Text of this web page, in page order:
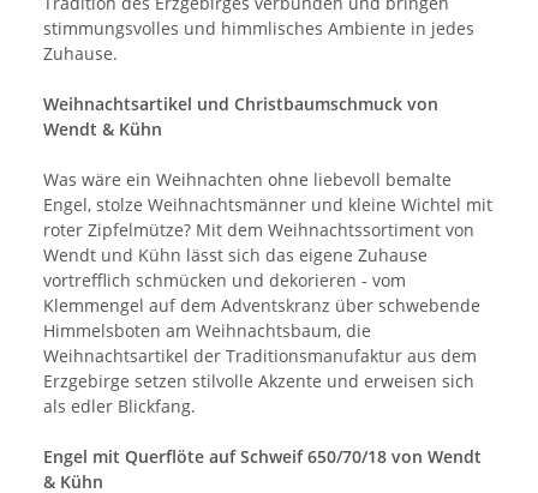
stimmungsvolles und himmlisches Ambiente in jedes
Zuhause.
Weihnachtsartikel und Christbaumschmuck von
Wendt & Kühn
Was wäre ein Weihnachten ohne liebevoll bemalte
Engel, stolze Weihnachtsmänner und kleine Wichtel mit
roter Zipfelmütze? Mit dem Weihnachtssortiment von
Wendt und Kühn lässt sich das eigene Zuhause
vortrefflich schmücken und dekorieren - vom
Klemmengel auf dem Adventskranz über schwebende
Himmelsboten am Weihnachtsbaum, die
Weihnachtsartikel der Traditionsmanufaktur aus dem
Erzgebirge setzen stilvolle Akzente und erweisen sich
als edler Blickfang.
Engel mit Querflöte auf Schweif 650/70/18 von Wendt
& Kühn